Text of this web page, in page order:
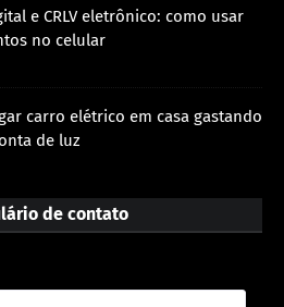
e CRLV eletrônico: como usar
no celular
carro elétrico em casa gastando
de luz
de contato